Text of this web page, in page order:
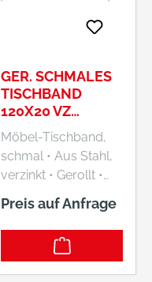
GER. SCHMALES
TISCHBAND
120X20 VZ
VORMANN
Möbel-Tischband,
schmal • Aus Stahl,
verzinkt • Gerollt •
Schmal • Mit
vernietetem
Eisenstift • DIN-
Preis auf Anfrage